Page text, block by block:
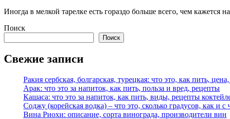
Иногда в мелкой тарелке есть гораздо больше всего, чем
Поиск
Поиск
Свежие записи
Ракия сербская, болгарская, турецкая: что это, как пить,
Арак: что это за напиток, как пить, польза и вред, рецепты
Кашаса: что это за напиток, как пить, виды, рецепты
Соджу (корейская водка) – что это, сколько градусов, как и с
Вина Риохи: описание, сорта винограда, производители вин